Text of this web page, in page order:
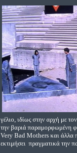
γέλιο, ιδίως στην αρχή με
την βαριά παραμορφωμένη
Very Bad Mothers και άλλα
εκτιμήσει πραγματικά την